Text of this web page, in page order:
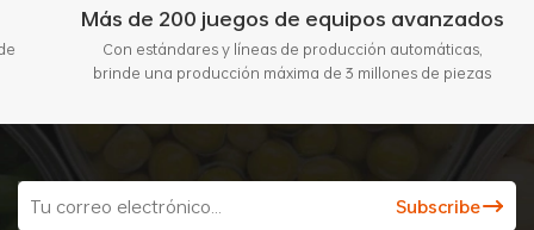
Más de 200 juegos de equipos avanzados
Con estándares y líneas de producción automáticas,
brinde una producción máxima de 3 millones de piezas